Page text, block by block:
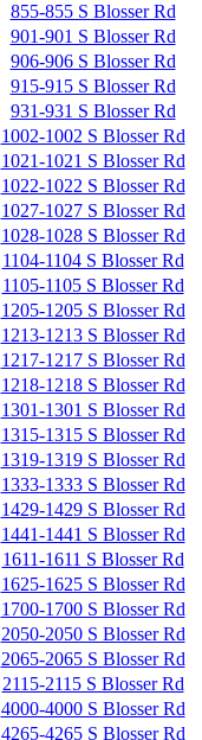
855-855 S Blosser Rd
901-901 S Blosser Rd
906-906 S Blosser Rd
915-915 S Blosser Rd
931-931 S Blosser Rd
1002-1002 S Blosser Rd
1021-1021 S Blosser Rd
1022-1022 S Blosser Rd
1027-1027 S Blosser Rd
1028-1028 S Blosser Rd
1104-1104 S Blosser Rd
1105-1105 S Blosser Rd
1205-1205 S Blosser Rd
1213-1213 S Blosser Rd
1217-1217 S Blosser Rd
1218-1218 S Blosser Rd
1301-1301 S Blosser Rd
1315-1315 S Blosser Rd
1319-1319 S Blosser Rd
1333-1333 S Blosser Rd
1429-1429 S Blosser Rd
1441-1441 S Blosser Rd
1611-1611 S Blosser Rd
1625-1625 S Blosser Rd
1700-1700 S Blosser Rd
2050-2050 S Blosser Rd
2065-2065 S Blosser Rd
2115-2115 S Blosser Rd
4000-4000 S Blosser Rd
4265-4265 S Blosser Rd